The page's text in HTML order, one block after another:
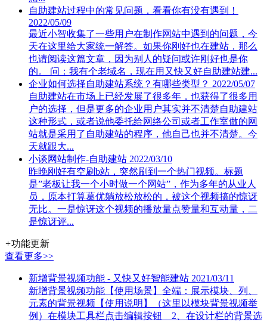
自助建站过程中的常见问题，看看你有没有遇到！
2022/05/09
最近小智收集了一些用户在制作网站中遇到的问题，今
天在这里给大家统一解答。如果你刚好也在建站，那么
也请阅读这篇文章，因为别人的疑问或许刚好也是你
的。 问：我有个老域名，现在用又快又好自助建站建...
企业如何选择自助建站系统？有哪些类型？ 2022/05/07
自助建站在市场上已经发展了很多年，也获得了很多用
户的选择，但是更多的企业用户其实并不清楚自助建站
这种形式，或者说他委托给网络公司或者工作室做的网
站就是采用了自助建站的程序，他自己也并不清楚。今
天就跟大...
小谈网站制作-自助建站 2022/03/10
昨晚刚好有空刷b站，突然刷到一个热门视频。标题
是”老板让我一个小时做一个网站”，作为多年的从业人
员，原本打算葛优躺放松放松的，被这个视频搞的惊讶
无比。一是惊讶这个视频的播放量点赞量和互动量，二
是惊讶评...
+功能更新
查看更多>>
新增背景视频功能 - 又快又好智能建站 2021/03/11
新增背景视频功能【使用场景】全端：展示模块、列、
元素的背景视频【使用说明】（这里以模块背景视频举
例）在模块工具栏点击编辑按钮 2、在设计栏的背景选